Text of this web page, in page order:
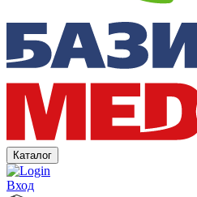
Каталог
Вход